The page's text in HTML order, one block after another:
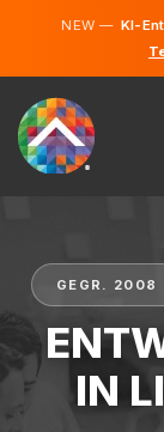
NEW —KI-
WIE
KARRIERE
FINDEN
GEGR. 2008
IN